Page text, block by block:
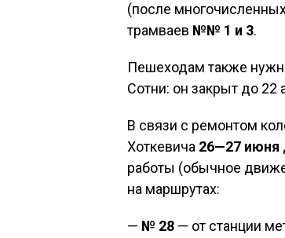
(после
трамваев №№ 1 и 3.
Пешеходам также
Сотни: он закрыт до 22
В связи с ремонтом
Хоткевича 26—27 июня
работы (обычное
на маршрутах:
— № 28 — от станции